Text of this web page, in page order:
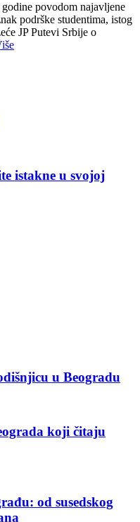
povodom najavljene
podrške studentima, istog
JP Putevi Srbije o
istakne u svojoj
u Beogradu
koji čitaju
od susedskog